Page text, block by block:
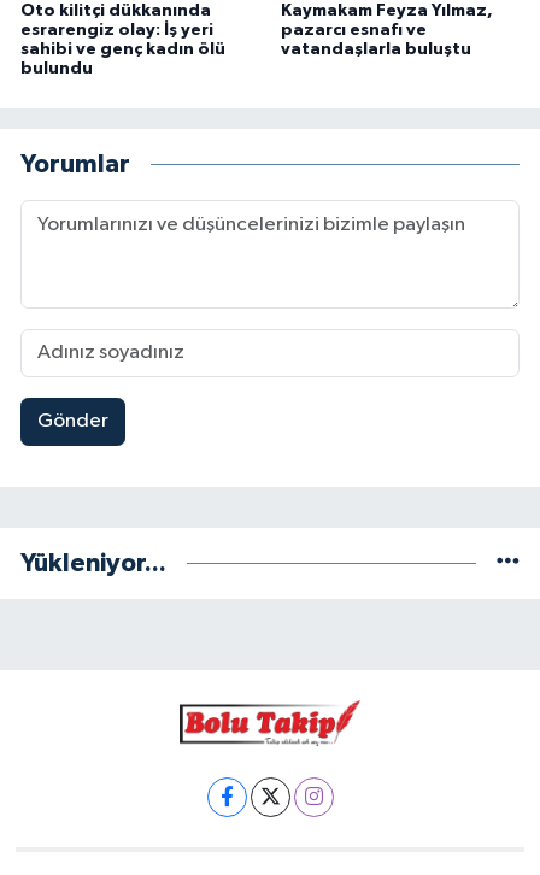
Oto kilitçi dükkanında
esrarengiz olay: İş yeri
sahibi ve genç kadın ölü
bulundu
Kaymakam Feyza Yılmaz,
pazarcı esnafı ve
vatandaşlarla buluştu
Yorumlar
Gönder
Yükleniyor...